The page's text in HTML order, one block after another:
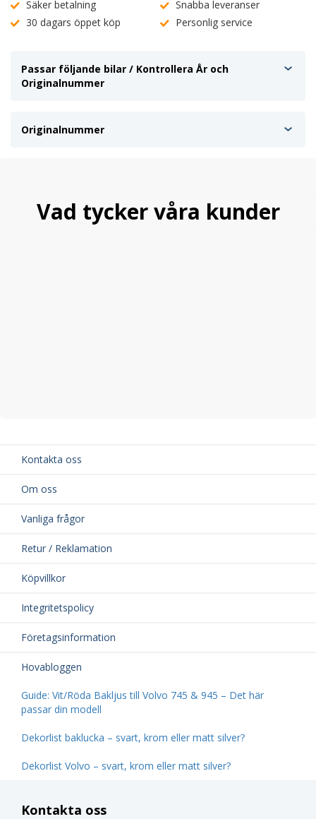
Säker betalning
Snabba leveranser
30 dagars öppet köp
Personlig service
Passar följande bilar / Kontrollera År och
Originalnummer
Originalnummer
Vad tycker våra kunder
Kontakta oss
Om oss
Vanliga frågor
Retur / Reklamation
Köpvillkor
Integritetspolicy
Företagsinformation
Hovabloggen
Guide: Vit/Röda Bakljus till Volvo 745 & 945 – Det här
passar din modell
Dekorlist baklucka – svart, krom eller matt silver?
Dekorlist Volvo – svart, krom eller matt silver?
Kontakta oss